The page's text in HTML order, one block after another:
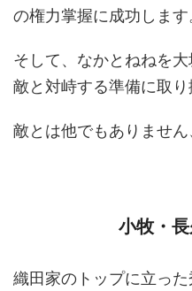
の権力掌握に成功します
そして、なかとねねを
敵と対峙する準備に取り
敵とは他でもありません
小牧・
織田家のトップに立っ